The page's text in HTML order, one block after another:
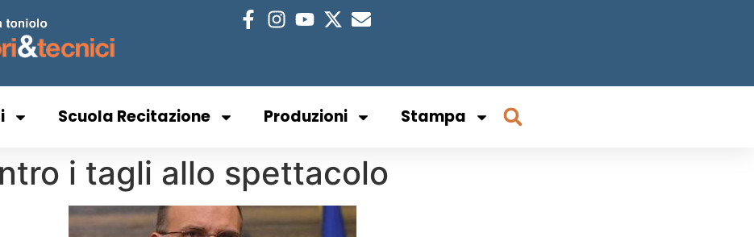
Scuola Recitazione Produzioni Stampa
i tagli allo spettacolo